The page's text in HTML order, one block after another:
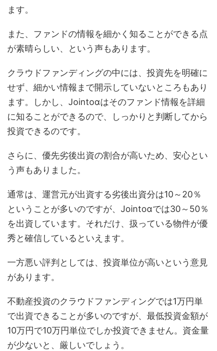
ます。
また、ファンドの情報を細かく知ることができる点
が素晴らしい、という声もあります。
クラウドファンディングの中には、投資先を明確に
せず、細かい情報まで開示していないところもあり
ます。しかし、Jointoαはそのファンド情報を詳細
に知ることができるので、しっかりと判断してから
投資できるのです。
さらに、優先劣後出資の割合が高いため、安心とい
う声もありました。
通常は、運営元が出資する劣後出資分は10～20％
ということが多いのですが、Jointoαでは30～50％
を出資しています。それだけ、扱っている物件が優
秀と確信しているといえます。
一方悪い評判としては、投資単位が高いという意見
があります。
不動産投資のクラウドファンディングでは1万円単
で出資できることが多いのですが、最低投資金額が
10万円で10万円単位でしか投資できません。資金量
が少ないと、厳しいでしょう。